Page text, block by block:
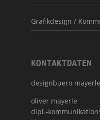
Grafikdesign /
KONTAKTDATEN
designbuero mayerle
oliver mayerle
dipl.-